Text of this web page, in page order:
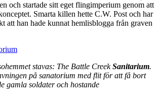
och startade sitt eget flingimperium genom att
Smarta killen hette C.W. Post och har
att han hade kunnat hemlisblogga från graven
stavas: The Battle CreekSanitarium.
på sanatorium med flit för att få bort
gamla soldater och hostande